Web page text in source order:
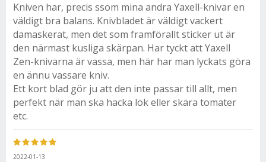
Kniven har, precis ssom mina andra Yaxell-knivar en
väldigt bra balans. Knivbladet är väldigt vackert
damaskerat, men det som framförallt sticker ut är
den närmast kusliga skärpan. Har tyckt att Yaxell
Zen-knivarna är vassa, men här har man lyckats göra
en ännu vassare kniv.
Ett kort blad gör ju att den inte passar till allt, men
perfekt när man ska hacka lök eller skära tomater
etc.
2022-01-13